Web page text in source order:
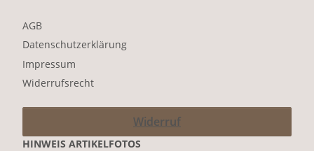
AGB
Datenschutzerklärung
Impressum
Widerrufsrecht
Widerruf
HINWEIS ARTIKELFOTOS